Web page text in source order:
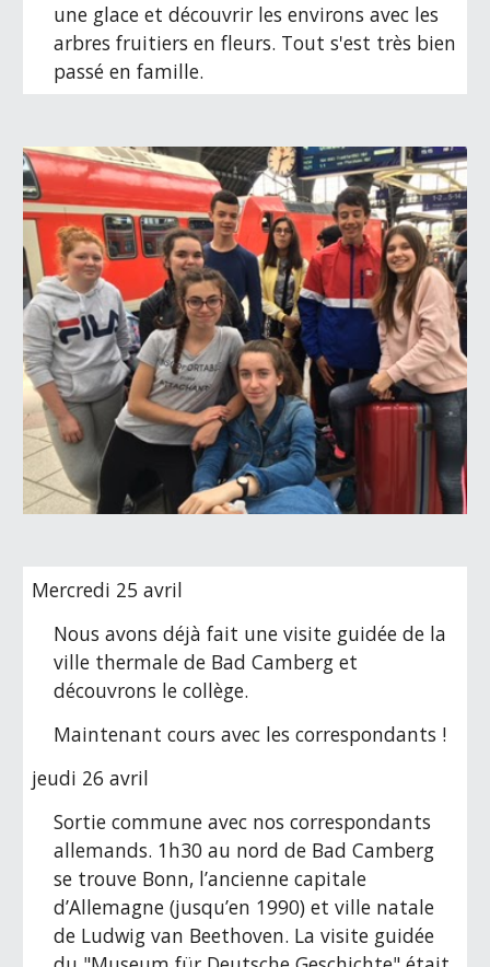
une glace et découvrir les environs avec les
arbres fruitiers en fleurs. Tout s'est très bien
passé en famille.
Mercredi 25 avril
Nous avons déjà fait une visite guidée de la
ville thermale de Bad Camberg et
découvrons le collège.
Maintenant cours avec les correspondants !
jeudi 26 avril
Sortie commune avec nos correspondants
allemands. 1h30 au nord de Bad Camberg
se trouve Bonn, l’ancienne capitale
d’Allemagne (jusqu’en 1990) et ville natale
de Ludwig van Beethoven. La visite guidée